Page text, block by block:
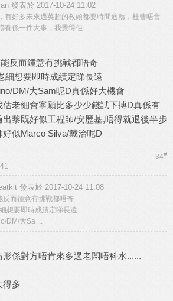
發表於 2017-10-24 11:02
有好多未來過英超的教頭都要時間適應，杜曹唔會
賽係一件大事，我覺得佢 ...
反而鍾意有挑戰都唔奇
細想要即時成績定睇長遠
DM/大Sam呢D真係好大機會
估老細會寧願比多少少錢試下搏D真係有
黎既好似工程師/安歷基,唔得就退後半步
似Marco Silva/戴治呢D
34#
發表於 2017-10-24 11:08
反而鍾意有挑戰都唔奇
想要即時成績定睇長遠
DM/大Sa ...
係對方唔肯來多過老闆唔科水......
得多